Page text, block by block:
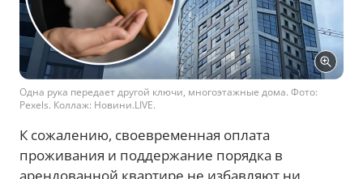
Одна рука передает другой ключи, многоэтажные дома. Фото:
Pexels. Коллаж: Новини.LIVE.
К сожалению, своевременная оплата
проживания и поддержание порядка в